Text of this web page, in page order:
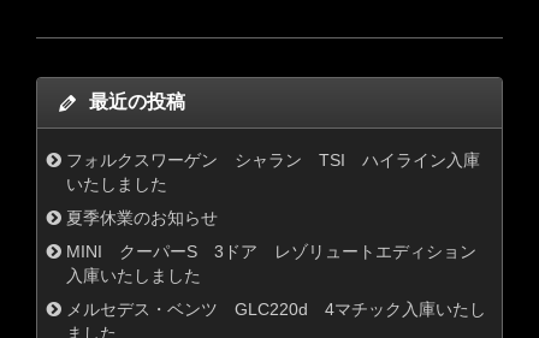
最近の投稿
フォルクスワーゲン シャラン TSI ハイライン入庫
いたしました
夏季休業のお知らせ
MINI クーパーS 3ドア レゾリュートエディション
入庫いたしました
メルセデス・ベンツ GLC220d 4マチック入庫いたし
ました